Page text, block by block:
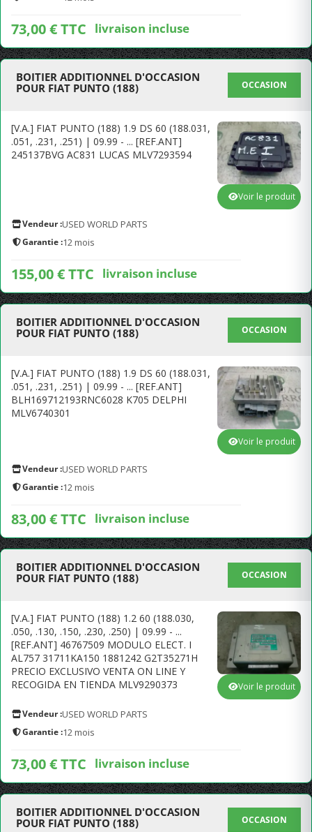
73,00 € TTC livraison incluse
BOITIER ADDITIONNEL D'OCCASION
POUR FIAT PUNTO (188)
OCCASION
[V.A.] FIAT PUNTO (188) 1.9 DS 60 (188.031,
.051, .231, .251) | 09.99 - ... [REF.ANT]
245137BVG AC831 LUCAS MLV7293594
Vendeur :USED WORLD PARTS
Garantie :12 mois
155,00 € TTC livraison incluse
Voir le produit
BOITIER ADDITIONNEL D'OCCASION
POUR FIAT PUNTO (188)
OCCASION
[V.A.] FIAT PUNTO (188) 1.9 DS 60 (188.031,
.051, .231, .251) | 09.99 - ... [REF.ANT]
BLH169712193RNC6028 K705 DELPHI
MLV6740301
Vendeur :USED WORLD PARTS
Garantie :12 mois
83,00 € TTC livraison incluse
Voir le produit
BOITIER ADDITIONNEL D'OCCASION
POUR FIAT PUNTO (188)
OCCASION
[V.A.] FIAT PUNTO (188) 1.2 60 (188.030,
.050, .130, .150, .230, .250) | 09.99 - ...
[REF.ANT] 46767509 MODULO ELECT. I
AL757 31711KA150 1881242 G2T35271H
PRECIO EXCLUSIVO VENTA ON LINE Y
RECOGIDA EN TIENDA MLV9290373
Vendeur :USED WORLD PARTS
Garantie :12 mois
73,00 € TTC livraison incluse
Voir le produit
BOITIER ADDITIONNEL D'OCCASION
POUR FIAT PUNTO (188)
OCCASION